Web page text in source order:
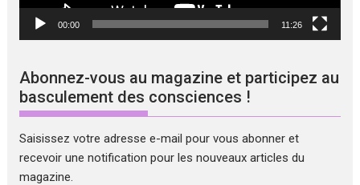
00:00 11:26
Abonnez-vous au magazine et participez au
basculement des consciences !
Saisissez votre adresse e-mail pour vous abonner et
recevoir une notification pour les nouveaux articles du
magazine.